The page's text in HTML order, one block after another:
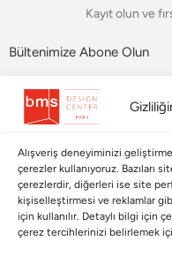
Alışveriş deneyiminizi
çerezler kullanıyoruz. Bazıları
çerezlerdir, diğerleri ise site
kişiselleştirmesi ve reklamlar
için kullanılır. Detaylı bilgi için
çerez tercihlerinizi belirlemek
Kayıt olun ve
Bültenimize Abone Olun